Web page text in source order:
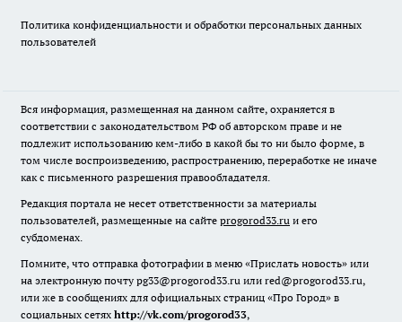
Политика конфиденциальности и обработки персональных данных
пользователей
Вся информация, размещенная на данном сайте, охраняется в
соответствии с законодательством РФ об авторском праве и не
подлежит использованию кем-либо в какой бы то ни было форме, в
том числе воспроизведению, распространению, переработке не иначе
как с письменного разрешения правообладателя.
Редакция портала не несет ответственности за материалы
пользователей, размещенные на сайте progorod33.ru и его
субдоменах.
Помните, что отправка фотографии в меню «Прислать новость» или
на электронную почту pg33@progorod33.ru или red@progorod33.ru,
или же в сообщениях для официальных страниц «Про Город» в
социальных сетях http://vk.com/progorod33,